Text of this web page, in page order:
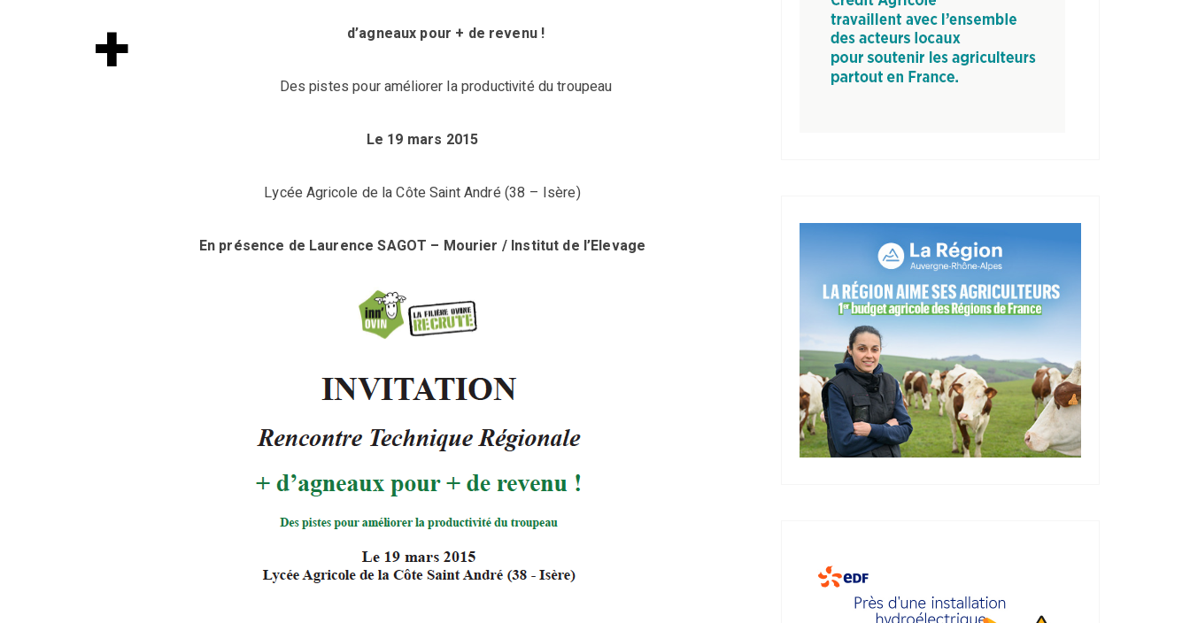
+ d’agneaux pour + de revenu !
Des pistes pour améliorer la productivité du troupeau
Le 19 mars 2015
Lycée Agricole de la Côte Saint André (38 – Isère)
En présence de Laurence SAGOT – Mourier / Institut de l’Elevage